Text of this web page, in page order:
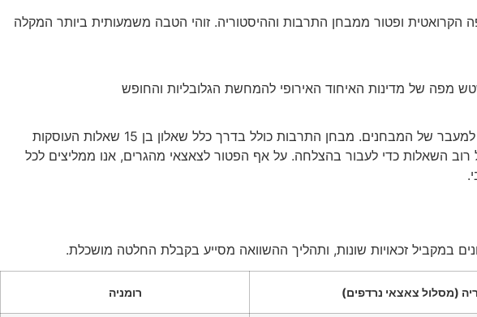
11) פטור לחלוטין מהחובה להוכיח ידע בשפה הקרואטית ופטור ממבחן התרבות וההיסטוריה. זוהי הטבה משמעותית ביותר המקלה
לעומת זאת, מי שמגיש בקשה על בסיס התאזרחות רגילה, נישואין לאזרח קרואטי או תושבות ארוכת שנים, כן יידרש למעבר של המבחנים. מבחן התרבות כולל בדרך כלל שאלון בן 15 שאלות העוסקות
רוב השאלות כדי לעבור בהצלחה. על אף הפטור לצאצאי מהגרים, אנו ממליצים לכל
במקביל זכאויות שונות, ותהליך ההשוואה מסייע בקבלת החלטה מושכלת.
(מסלול צאצאי נרדפים) רומניה